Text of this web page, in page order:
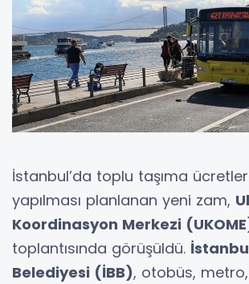
İstanbul’da toplu taşıma
yapılması planlanan yeni zam,
Koordinasyon Merkezi
toplantısında görüşüldü.
Belediyesi (İBB), otobüs,